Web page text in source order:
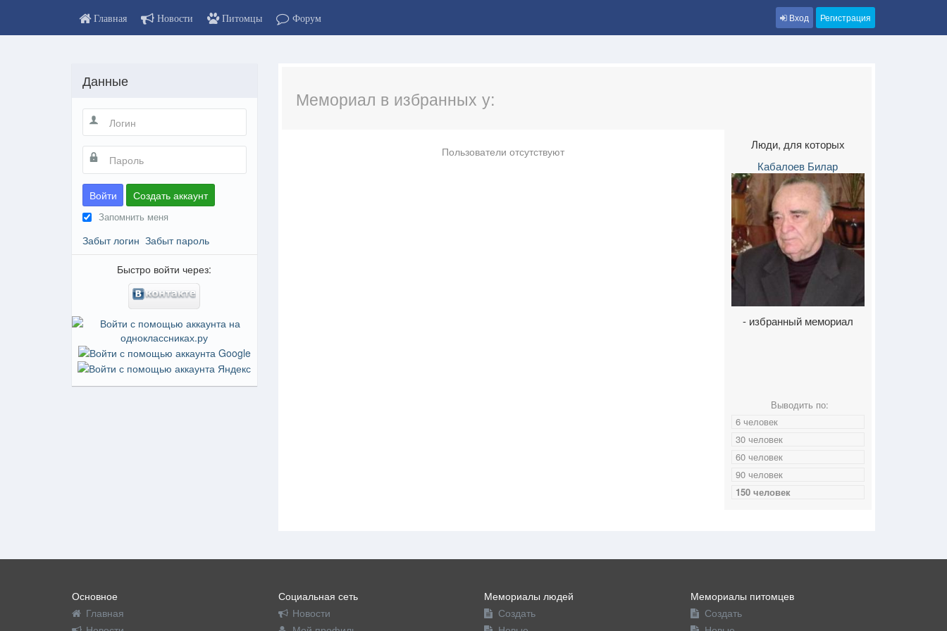
Главная Новости Питомцы Форум Вход Регистрация
Мемориал в избранных у:
Пользователи отсутствуют
Люди, для которых
Кабалоев Билар
- избранный мемориал
Выводить по:
6 человек
30 человек
60 человек
90 человек
150 человек
Данные
Войти Создать аккаунт
Запомнить меня
Забыт логин Забыт пароль
Быстро войти через:
Основное
Главная
Социальная сеть
Новости
Мемориалы людей
Создать
Мемориалы питомцев
Создать